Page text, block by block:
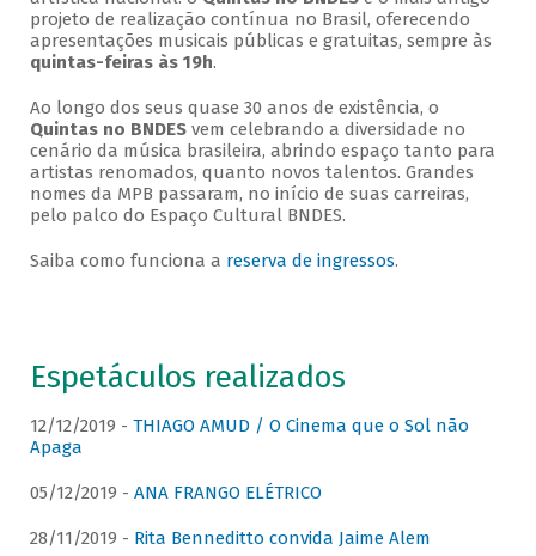
projeto de realização contínua no Brasil, oferecendo
apresentações musicais públicas e gratuitas, sempre às
quintas-feiras às 19h.
Ao longo dos seus quase 30 anos de existência, o
Quintas no BNDESvem celebrando a diversidade no
cenário da música brasileira, abrindo espaço tanto para
artistas renomados, quanto novos talentos. Grandes
nomes da MPB passaram, no início de suas carreiras,
pelo palco do Espaço Cultural BNDES.
Saiba como funciona a reserva de ingressos.
Espetáculos realizados
12/12/2019 - THIAGO AMUD / O Cinema que o Sol não
Apaga
05/12/2019 - ANA FRANGO ELÉTRICO
28/11/2019 - Rita Benneditto convida Jaime Alem